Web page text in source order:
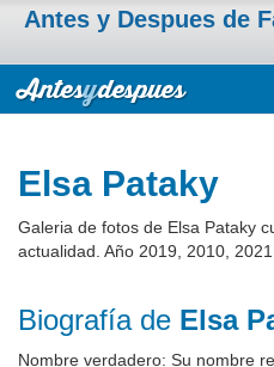
Antes y Despues de
Elsa Pataky
Galeria de fotos de Elsa Pataky
actualidad. Año 2019, 2010, 2021.
Biografía de Elsa
Nombre verdadero: Su nombre